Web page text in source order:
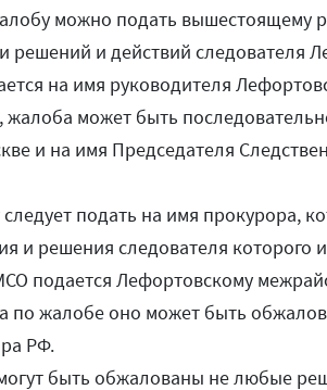
можно подать вышестоящему
и действий следователя
на имя руководителя
может быть
и на имя Председателя
подать на имя прокурора,
и решения следователя которого
подается Лефортовскому
по жалобе оно может быть
РФ.
быть обжалованы не любые